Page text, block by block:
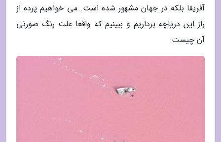
آفریقا بلکه در جهان مشهور شده است. می خواهیم پرده از
راز این دریاچه برداریم و ببینیم که واقعا علت رنگ صورتی
آن چیست: